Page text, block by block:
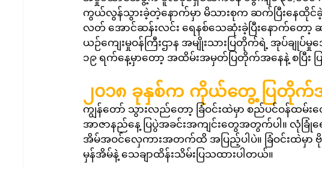
ကွယ်လွန်သွားခဲ့တဲ့နောက်မှာ မိသားစုက ဆက်ပြီးနေထိုင်ခဲ့
လတ် အောင်ဆန်းလင်း ရေနစ်သေဆုံးခဲ့ပြီးနောက်တေ
ယဉ်ကျေးမှုဝန်ကြီးဌာန အမျိုးသားပြတိုက်ရဲ့ အုပ်ချု
၁၉ ရက်နေ့မှာတော့ အထိမ်းအမှတ်ပြတိုက်အနေနဲ့ စပြီ
၂၀၁၈ ခုနှစ်က ကိုယ်တွေ့ ပြတို
ကျွန်တော် သွားလည်တော့ ခြံဝင်းထဲမှာ စည်ပင်ဝန်ထမ်
အာဇာနည်နေ့ ပြပွဲအခင်းအကျင်းတွေအတွက်ပါ။ လုံခြုံ
အိမ်အဝင်လှေကားအတက်ထိ အပြည့်ပါပဲ။ ခြံဝင်းထဲမှာ ဗို
မှန်အိမ်နဲ့ သေချာထိန်းသိမ်းပြသထားပါတယ်။